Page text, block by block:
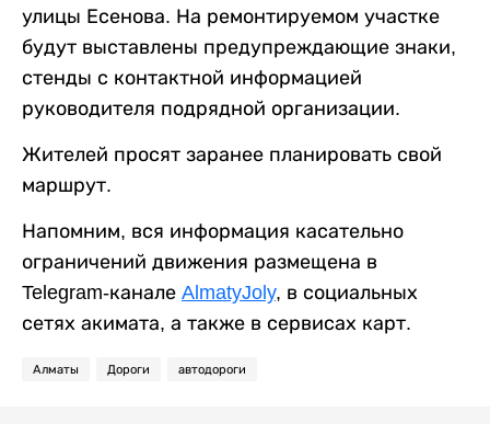
улицы Есенова. На ремонтируемом участке
будут выставлены предупреждающие знаки,
стенды с контактной информацией
руководителя подрядной организации.
Жителей просят заранее планировать свой
маршрут.
Напомним, вся информация касательно
ограничений движения размещена в
Telegram-канале AlmatyJoly, в социальных
сетях акимата, а также в сервисах карт.
Алматы Дороги автодороги